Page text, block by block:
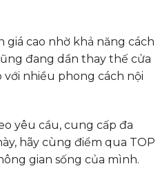
cao nhờ khả năng cách
đang dần thay thế cửa
nhiều phong cách nội
yêu cầu, cung cấp đa
hãy cùng điểm qua TOP
gian sống của mình.